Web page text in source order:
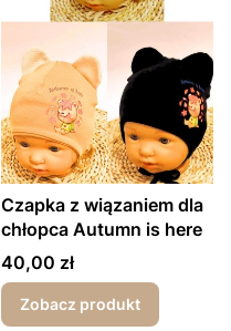
Czapka z wiązaniem dla
chłopca Autumn is here
Cena
40,00 zł
Zobacz produkt